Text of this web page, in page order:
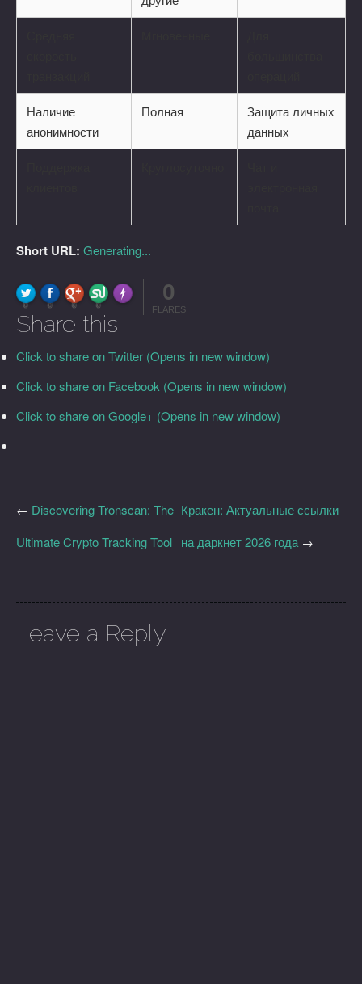
Наличие
анонимности
Полная
Защита личных
данных
Short URL: Generating...
0 0 0 0
Made with FLARE
0
FLARES
Share this:
Click to share on Twitter (Opens in new window)
Click to share on Facebook (Opens in new window)
Click to share on Google+ (Opens in new window)
Кракен: Актуальные ссылки
на даркнет 2026 года →
← Discovering Tronscan: The
Ultimate Crypto Tracking Tool
Leave a Reply